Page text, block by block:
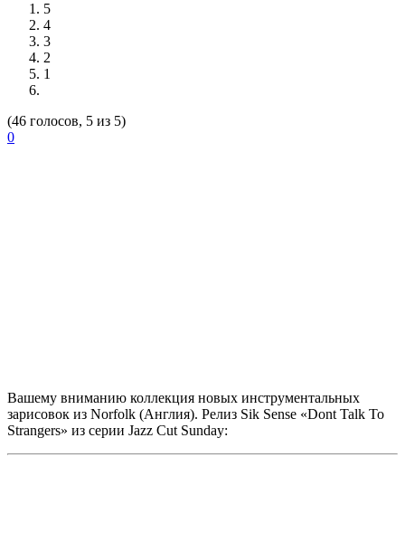
5
4
3
2
1
(46 голосов, 5 из 5)
0
Вашему вниманию коллекция новых инструментальных
зарисовок из Norfolk (Англия). Релиз Sik Sense «Dont Talk To
Strangers» из серии Jazz Cut Sunday: